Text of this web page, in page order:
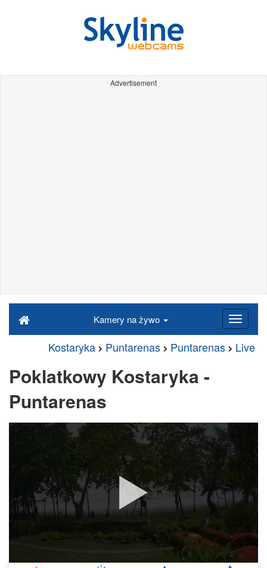
Advertisement
Kamery na żywo
Kostaryka Puntarenas Puntarenas Live
Poklatkowy Kostaryka -
Puntarenas